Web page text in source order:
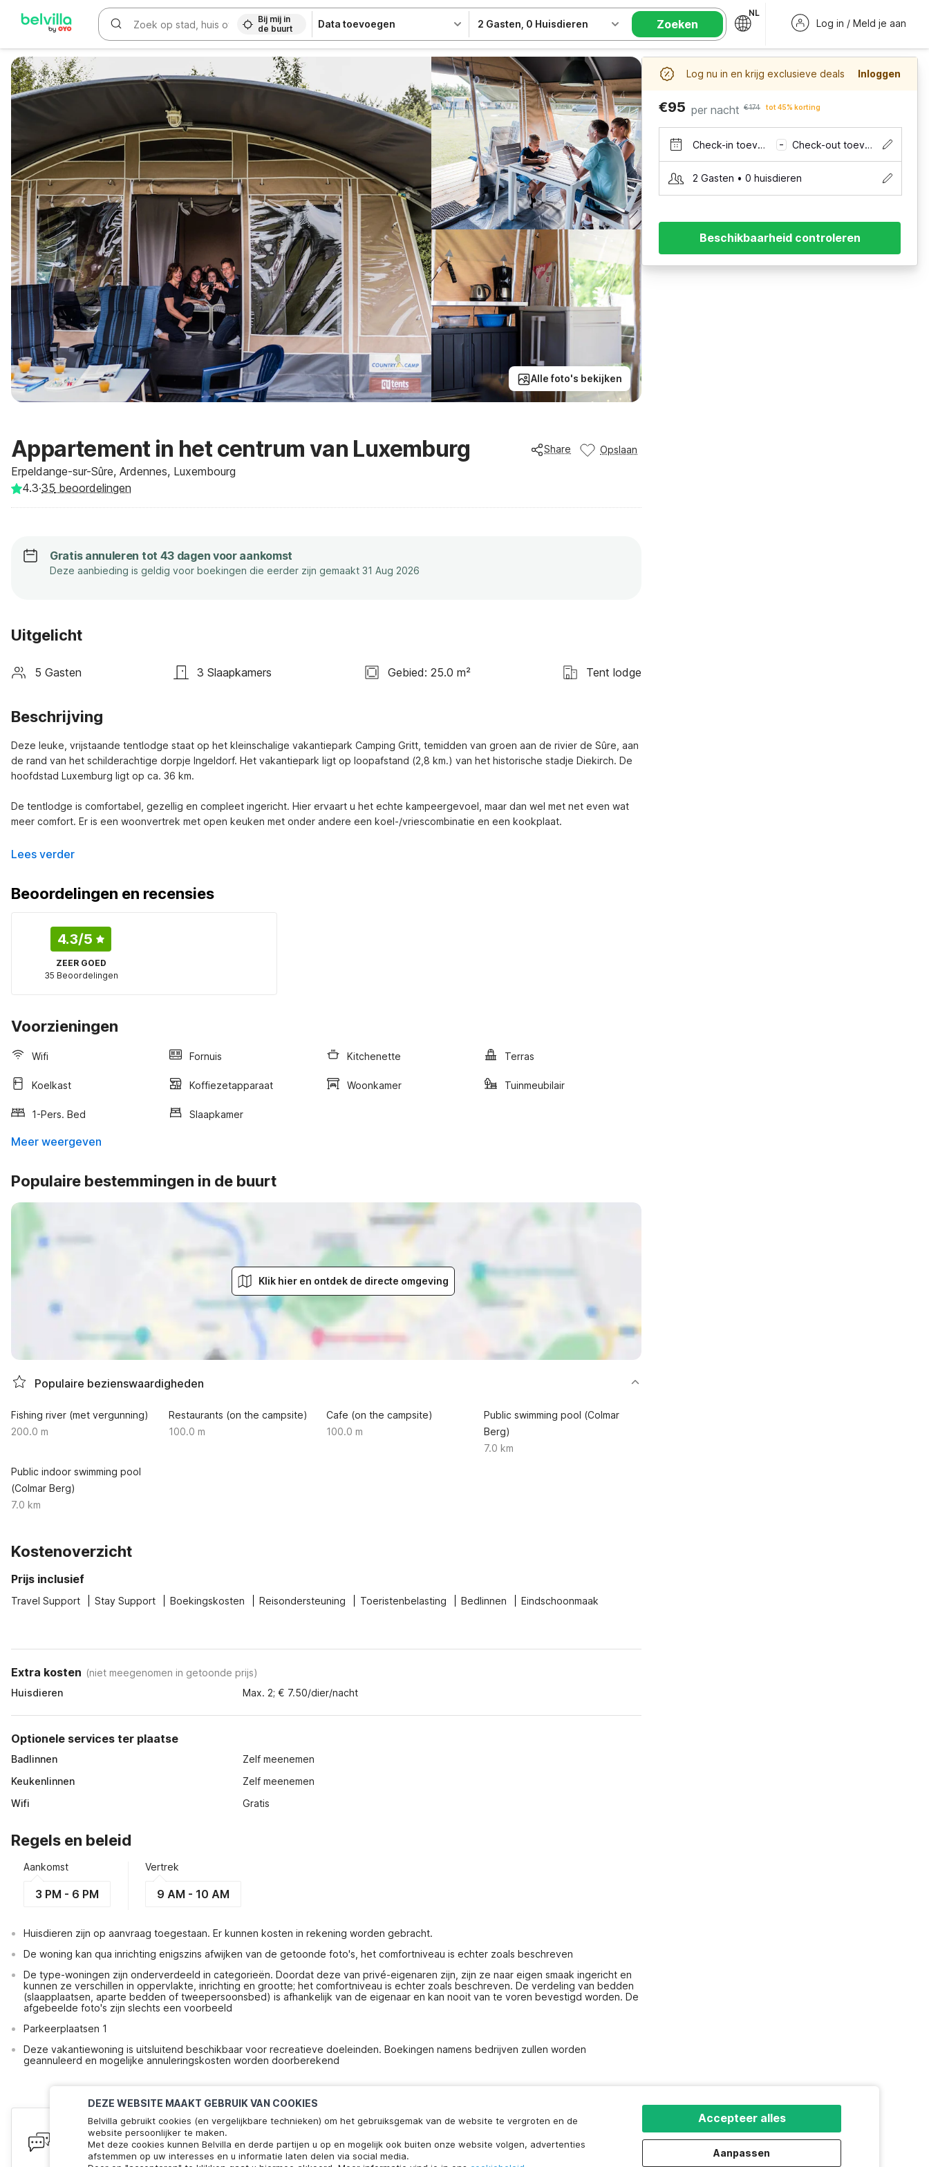
DEZE WEBSITE MAAKT GEBRUIK VAN COOKIES
Belvilla gebruikt cookies (en vergelijkbare technieken) om het gebruiksgemak van de website te vergroten en de
website persoonlijker te maken.
Met deze cookies kunnen Belvilla en derde partijen u op en mogelijk ook buiten onze website volgen, advertenties
afstemmen op uw interesses en u informatie laten delen via social media.
Accepteer alles
Aanpassen
WIZARD MEMBER
Bij mij in
de buurt
Data toevoegen 2 Gasten 0 Huisdieren Zoeken
NL
Log in / Meld je aan
Alle foto's bekijken
Appartement in het centrum van Luxemburg
Erpeldange-sur-Sûre, Ardennes, Luxembourg
Share Opslaan
4.3·35 beoordelingen
Gratis annuleren tot 43 dagen voor aankomst
Deze aanbieding is geldig voor boekingen die eerder zijn gemaakt 31 Aug 2026
Uitgelicht
5 Gasten 3 Slaapkamers Gebied: 25.0 m² Tent lodge
Beschrijving
Deze leuke, vrijstaande tentlodge staat op het kleinschalige vakantiepark Camping Gritt, temidden van groen aan de rivier de Sûre, aan
de rand van het schilderachtige dorpje Ingeldorf. Het vakantiepark ligt op loopafstand (2,8 km.) van het historische stadje Diekirch. De
hoofdstad Luxemburg ligt op ca. 36 km.
De tentlodge is comfortabel, gezellig en compleet ingericht. Hier ervaart u het echte kampeergevoel, maar dan wel met net even wat
meer comfort. Er is een woonvertrek met open keuken met onder andere een koel-/vriescombinatie en een kookplaat.
Lees verder
Beoordelingen en recensies
4.3/5
ZEER GOED
35 Beoordelingen
Voorzieningen
Wifi Fornuis Kitchenette Terras
Koelkast Koffiezetapparaat Woonkamer Tuinmeubilair
1-Pers. Bed Slaapkamer
Meer weergeven
Populaire bestemmingen in de buurt
Klik hier en ontdek de directe omgeving
Populaire bezienswaardigheden
Fishing river (met vergunning)
200.0 m
Restaurants (on the campsite)
100.0 m
Cafe (on the campsite)
100.0 m
Public swimming pool (Colmar
Berg)
7.0 km
Public indoor swimming pool
(Colmar Berg)
7.0 km
Kostenoverzicht
Prijs inclusief
Travel Support Stay Support Boekingskosten Reisondersteuning Toeristenbelasting Bedlinnen Eindschoonmaak
Extra kosten (niet meegenomen in getoonde prijs)
Huisdieren
Max. 2; € 7.50/dier/nacht
Optionele services ter plaatse
Badlinnen
Zelf meenemen
Keukenlinnen
Zelf meenemen
Wifi
Gratis
Regels en beleid
Aankomst
3 PM - 6 PM
Vertrek
9 AM - 10 AM
Huisdieren zijn op aanvraag toegestaan. Er kunnen kosten in rekening worden gebracht.
De woning kan qua inrichting enigszins afwijken van de getoonde foto's, het comfortniveau is echter zoals beschreven
De type-woningen zijn onderverdeeld in categorieën. Doordat deze van privé-eigenaren zijn, zijn ze naar eigen smaak ingericht en
kunnen ze verschillen in oppervlakte, inrichting en grootte; het comfortniveau is echter zoals beschreven. De verdeling van bedden
(slaapplaatsen, aparte bedden of tweepersoonsbed) is afhankelijk van de eigenaar en kan nooit van te voren bevestigd worden. De
afgebeelde foto's zijn slechts een voorbeeld
Parkeerplaatsen 1
Deze vakantiewoning is uitsluitend beschikbaar voor recreatieve doeleinden. Boekingen namens bedrijven zullen worden
geannuleerd en mogelijke annuleringskosten worden doorberekend
Heb je vragen? Wij staan voor je klaar
We zijn online! Chat met ons. Minder dan 60 seconden wachttijd.
Chat met ons
Log nu in en krijg exclusieve deals Inloggen
€95 per nacht €174 tot 45% korting
Check-in toevoegen – Check-out toevoegen
2 Gasten • 0 huisdieren
Beschikbaarheid controleren